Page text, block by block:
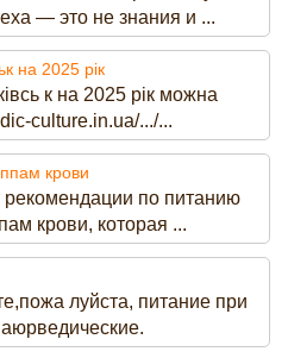
— это не знания и ...
на 2025 рік
к на 2025 рік можна
culture.in.ua/.../...
крови
по питанию
крови, которая ...
луйста, питание при